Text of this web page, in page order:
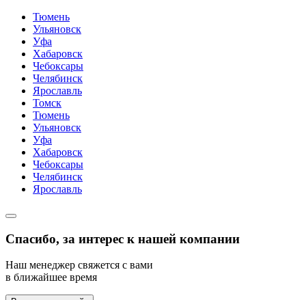
Тюмень
Ульяновск
Уфа
Хабаровск
Чебоксары
Челябинск
Ярославль
Томск
Тюмень
Ульяновск
Уфа
Хабаровск
Чебоксары
Челябинск
Ярославль
Спасибо, за интерес к нашей компании
Наш менеджер свяжется с вами
в ближайшее время